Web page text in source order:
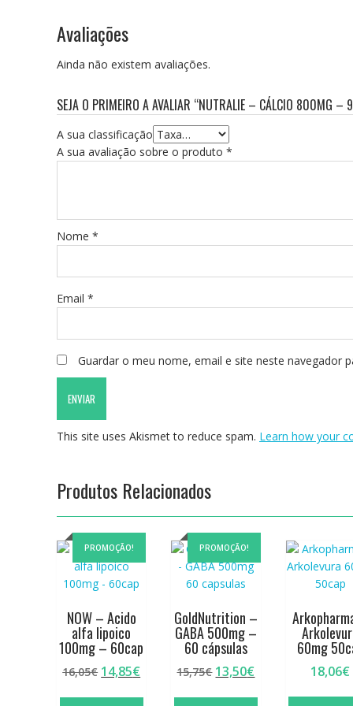
Avaliações
Ainda não existem avaliações.
SEJA O PRIMEIRO A AVALIAR “NUTRALIE – CÁLCIO 800MG –
A sua classificação
A sua avaliação sobre o produto *
Nome *
Email *
Guardar o meu nome, email e site neste navegador
This site uses Akismet to reduce spam. Learn how your
Produtos Relacionados
PROMOÇÃO!
NOW – Acido
alfa lipoico
100mg – 60cap
16,05€ O
14,85€O
PROMOÇÃO!
GoldNutrition –
GABA 500mg –
60 cápsulas
15,75€ O
13,50€O
60mg
18,06€